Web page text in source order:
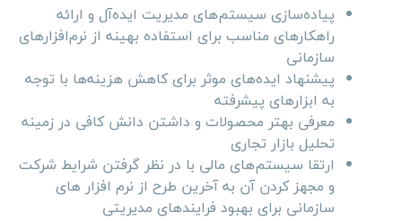
پیاده‌سازی سیستم‌های مدیریت ایده‌آل و ارائه
راهکارهای مناسب برای استفاده بهینه از نرم‌افزارهای
سازمانی
پیشنهاد ایده‌های موثر برای کاهش هزینه‌ها با توجه
به ابزارهای پیشرفته
معرفی بهتر محصولات و داشتن دانش کافی در زمینه
تحلیل بازار تجاری
ارتقا سیستم‌های مالی با در نظر گرفتن شرایط شرکت
و مجهز کردن آن به آخرین طرح از نرم افزار های
سازمانی برای بهبود فرایندهای مدیریتی